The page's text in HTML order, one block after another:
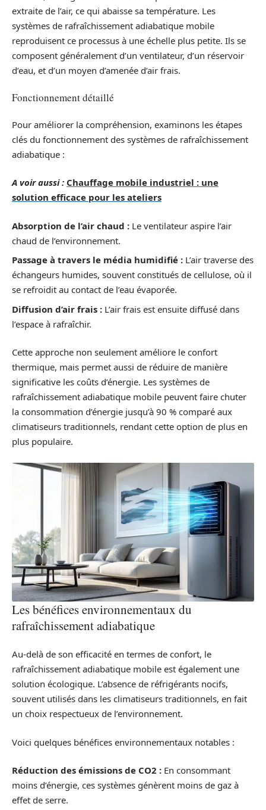
extraite de l’air, ce qui abaisse sa température. Les
systèmes de rafraîchissement adiabatique mobile
reproduisent ce processus à une échelle plus petite. Ils se
composent généralement d’un ventilateur, d’un réservoir
d’eau, et d’un moyen d’amenée d’air frais.
Fonctionnement détaillé
Pour améliorer la compréhension, examinons les étapes
clés du fonctionnement des systèmes de rafraîchissement
adiabatique :
A voir aussi : Chauffage mobile industriel : une
solution efficace pour les ateliers
Absorption de l’air chaud : Le ventilateur aspire l’air
chaud de l’environnement.
Passage à travers le média humidifié : L’air traverse des
échangeurs humides, souvent constitués de cellulose, où il
se refroidit au contact de l’eau évaporée.
Diffusion d’air frais : L’air frais est ensuite diffusé dans
l’espace à rafraîchir.
Cette approche non seulement améliore le confort
thermique, mais permet aussi de réduire de manière
significative les coûts d’énergie. Les systèmes de
rafraîchissement adiabatique mobile peuvent faire chuter
la consommation d’énergie jusqu’à 90 % comparé aux
climatiseurs traditionnels, rendant cette option de plus en
plus populaire.
Les bénéfices environnementaux du
rafraîchissement adiabatique
Au-delà de son efficacité en termes de confort, le
rafraîchissement adiabatique mobile est également une
solution écologique. L’absence de réfrigérants nocifs,
souvent utilisés dans les climatiseurs traditionnels, en fait
un choix respectueux de l’environnement.
Voici quelques bénéfices environnementaux notables :
Réduction des émissions de CO2 : En consommant
moins d’énergie, ces systèmes génèrent moins de gaz à
effet de serre.